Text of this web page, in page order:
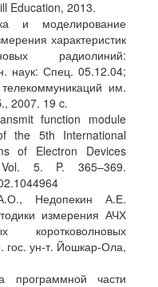
Education, 2013.
и моделирование
характеристик
радиолиний:
наук: Спец. 05.12.04;
им.
2007. 19 c.
function module
the 5th International
of Electron Devices
Vol. 5. P. 365–369.
Недопекин А.Е.
измерения АЧХ
коротковолновых
ун-т. Йошкар-Ола,
части